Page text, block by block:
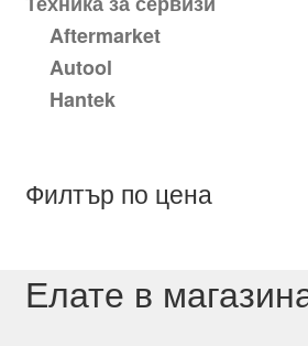
Aftermarket
Autool
Hantek
Филтър по цена
Елате в